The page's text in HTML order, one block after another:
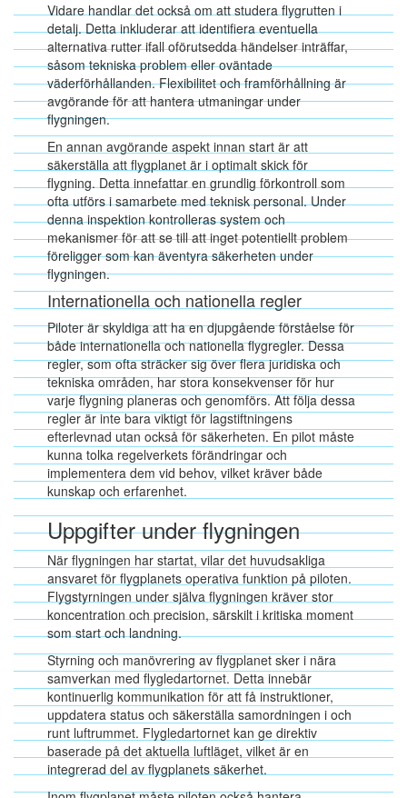
Vidare handlar det också om att studera flygrutten i
detalj. Detta inkluderar att identifiera eventuella
alternativa rutter ifall oförutsedda händelser inträffar,
såsom tekniska problem eller oväntade
väderförhållanden. Flexibilitet och framförhållning är
avgörande för att hantera utmaningar under
flygningen.
En annan avgörande aspekt innan start är att
säkerställa att flygplanet är i optimalt skick för
flygning. Detta innefattar en grundlig förkontroll som
ofta utförs i samarbete med teknisk personal. Under
denna inspektion kontrolleras system och
mekanismer för att se till att inget potentiellt problem
föreligger som kan äventyra säkerheten under
flygningen.
Internationella och nationella regler
Piloter är skyldiga att ha en djupgående förståelse för
både internationella och nationella flygregler. Dessa
regler, som ofta sträcker sig över flera juridiska och
tekniska områden, har stora konsekvenser för hur
varje flygning planeras och genomförs. Att följa dessa
regler är inte bara viktigt för lagstiftningens
efterlevnad utan också för säkerheten. En pilot måste
kunna tolka regelverkets förändringar och
implementera dem vid behov, vilket kräver både
kunskap och erfarenhet.
Uppgifter under flygningen
När flygningen har startat, vilar det huvudsakliga
ansvaret för flygplanets operativa funktion på piloten.
Flygstyrningen under själva flygningen kräver stor
koncentration och precision, särskilt i kritiska moment
som start och landning.
Styrning och manövrering av flygplanet sker i nära
samverkan med flygledartornet. Detta innebär
kontinuerlig kommunikation för att få instruktioner,
uppdatera status och säkerställa samordningen i och
runt luftrummet. Flygledartornet kan ge direktiv
baserade på det aktuella luftläget, vilket är en
integrerad del av flygplanets säkerhet.